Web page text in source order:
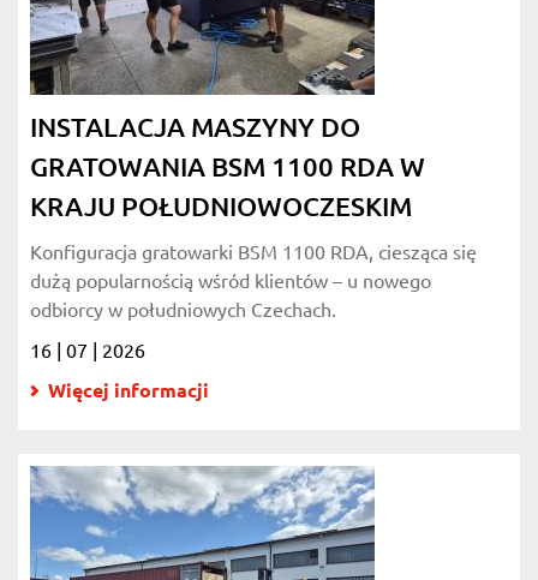
INSTALACJA MASZYNY DO
GRATOWANIA BSM 1100 RDA W
KRAJU POŁUDNIOWOCZESKIM
Konfiguracja gratowarki BSM 1100 RDA, ciesząca się
dużą popularnością wśród klientów – u nowego
odbiorcy w południowych Czechach.
16 | 07 | 2026
Więcej informacji